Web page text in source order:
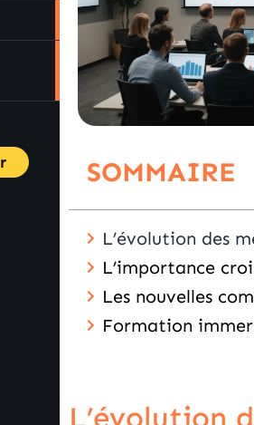
SOMMAIRE
L’évolution des
L’importance
Les nouvelles
Formation
L’évolution